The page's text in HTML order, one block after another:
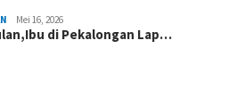
Mei 16, 2026
di Pekalongan Lap…